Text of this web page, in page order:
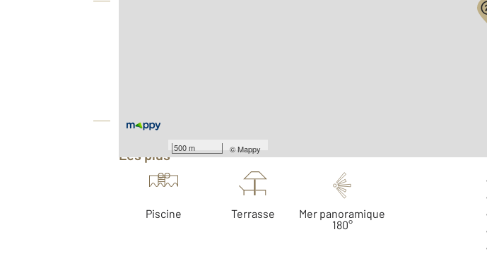
500 m ©Mappy
Équipements
Les plus
Piscine Terrasse
Mer panoramique
180°